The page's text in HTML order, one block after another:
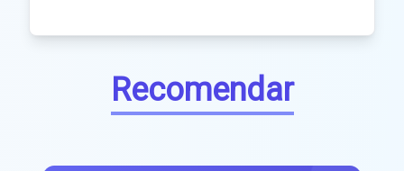
Recomendar